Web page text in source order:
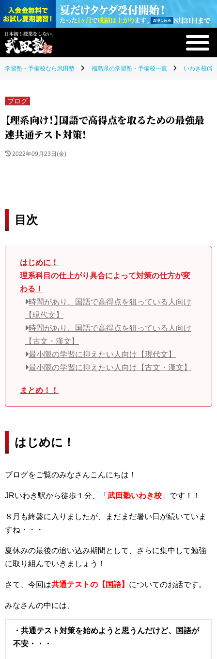
学習塾・予備校なら武田塾 福島県の学習塾・予備校一覧 いわき校(学
ブログ
【理系向け！】国語で高得点を取るための最強最
速共通テスト対策！
2022年09月23日(金)
目次
はじめに！
理系科目の仕上がり具合によって対策の仕方が変
わる！
時間があり、国語で高得点を狙っている人向け
【現代文】
時間があり、国語で高得点を狙っている人向け
【古文・漢文】
最小限の学習に抑えたい人向け【現代文】
最小限の学習に抑えたい人向け【古文・漢文】
まとめ！！
はじめに！
ブログをご覧のみなさんこんにちは！
JRいわき駅から徒歩１分、 「 武田塾いわき校 」 です！！
８月も終盤に入りましたが、まだまだ暑い日が続いていま
すね・・・
夏休みの最後の追い込み期間として、さらに集中して勉強
に取り組んでいきましょう！
さて、今回は共通テストの【国語】 についてのお話です。
みなさんの中には、
・共通テスト対策を始めようと思うんだけど、国語が
不安・・・